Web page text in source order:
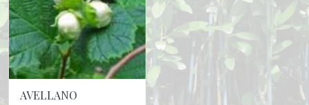
AVELLANO